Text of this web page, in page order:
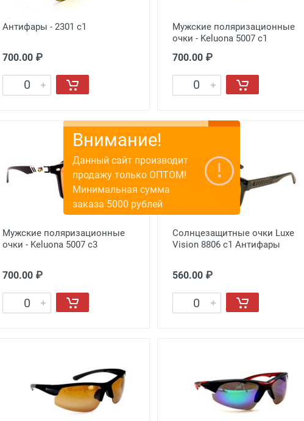
Антифары - 2301 с1
700.00 ₽
Мужские поляризационные
очки - Keluona 5007 с1
700.00 ₽
Мужские поляризационные
очки - Keluona 5007 с3
700.00 ₽
Солнцезащитные очки Luxe
Vision 8806 c1 Антифары
560.00 ₽